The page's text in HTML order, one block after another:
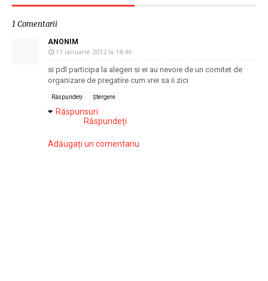
1 Comentarii
ANONIM
11 ianuarie 2012 la 18:46
si pdl participa la alegeri si ei au nevoie de un comitet de
organizare de pregatire cum vrei sa ii zici
Răspundeți Ștergere
Răspunsuri
Răspundeți
Adăugați un comentariu